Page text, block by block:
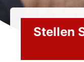
Stellen